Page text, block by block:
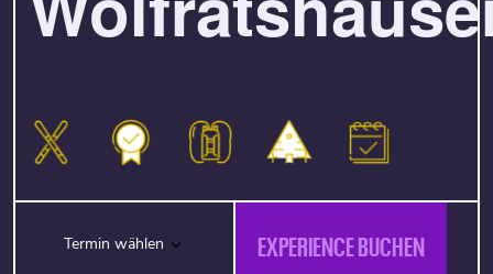
Termin wählen EXPERIENCE BUCHEN